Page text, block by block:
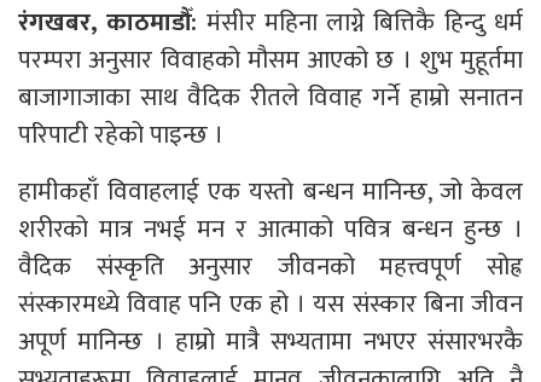
रंगखबर, काठमाडौँ: मंसीर महिना लाग्ने बित्तिकै हिन्दु धर्म
परम्परा अनुसार विवाहको मौसम आएको छ । शुभ मुहूर्तमा
बाजागाजाका साथ वैदिक रीतले विवाह गर्ने हाम्रो सनातन
परिपाटी रहेको पाइन्छ ।
हामीकहाँ विवाहलाई एक यस्तो बन्धन मानिन्छ, जो केवल
शरीरको मात्र नभई मन र आत्माको पवित्र बन्धन हुन्छ ।
वैदिक संस्कृति अनुसार जीवनको महत्त्वपूर्ण सोह्र
संस्कारमध्ये विवाह पनि एक हो । यस संस्कार बिना जीवन
अपूर्ण मानिन्छ । हाम्रो मात्रै सभ्यतामा नभएर संसारभरकै